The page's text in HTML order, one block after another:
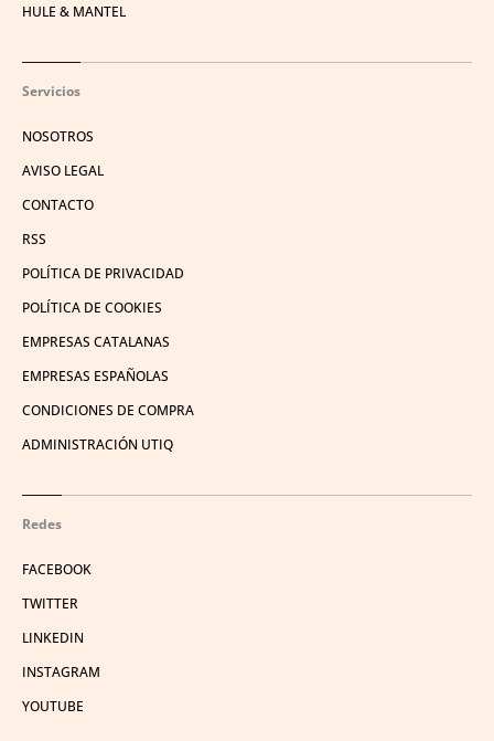
HULE & MANTEL
Servicios
NOSOTROS
AVISO LEGAL
CONTACTO
RSS
POLÍTICA DE PRIVACIDAD
POLÍTICA DE COOKIES
EMPRESAS CATALANAS
EMPRESAS ESPAÑOLAS
CONDICIONES DE COMPRA
ADMINISTRACIÓN UTIQ
Redes
FACEBOOK
TWITTER
LINKEDIN
INSTAGRAM
YOUTUBE